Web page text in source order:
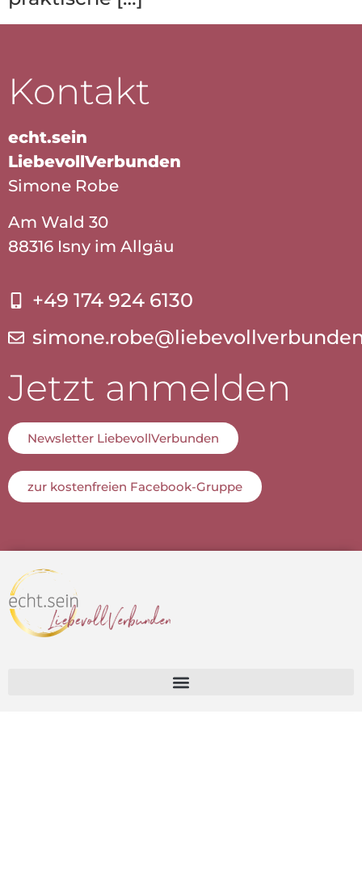
Kontakt
echt.sein
LiebevollVerbunden
Simone Robe
Am Wald 30
88316 Isny im Allgäu
+49 174 924 6130
Jetzt anmelden
Newsletter LiebevollVerbunden
zur kostenfreien Facebook-Gruppe